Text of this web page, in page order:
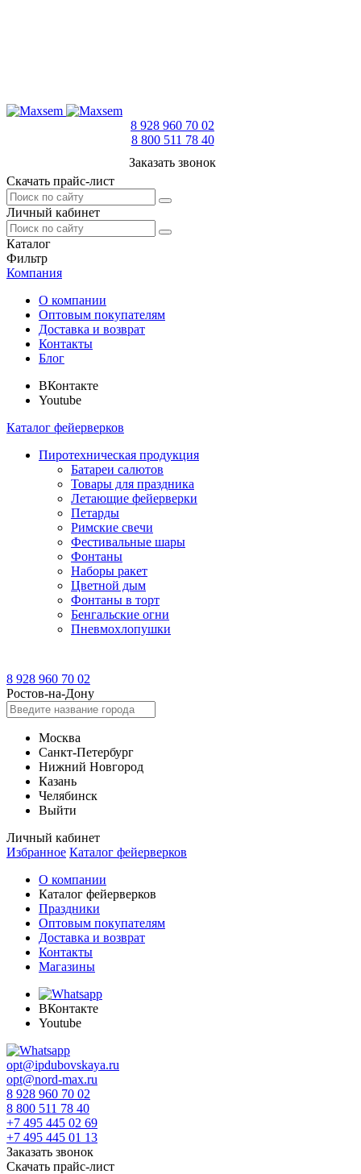
8 928 960 70 02
8 800 511 78 40
Заказать звонок
Скачать прайс-лист
Личный кабинет
Каталог
Фильтр
Компания
О компании
Оптовым покупателям
Доставка и возврат
Контакты
Блог
ВКонтакте
Youtube
Каталог фейерверков
Пиротехническая продукция
Батареи салютов
Товары для праздника
Летающие фейерверки
Петарды
Римские свечи
Фестивальные шары
Фонтаны
Наборы ракет
Цветной дым
Фонтаны в торт
Бенгальские огни
Пневмохлопушки
8 928 960 70 02
Ростов-на-Дону
Москва
Санкт-Петербург
Нижний Новгород
Казань
Челябинск
Выйти
Личный кабинет
Избранное Каталог фейерверков
О компании
Каталог фейерверков
Праздники
Оптовым покупателям
Доставка и возврат
Контакты
Магазины
ВКонтакте
Youtube
opt@ipdubovskaya.ru
opt@nord-max.ru
8 928 960 70 02
8 800 511 78 40
+7 495 445 02 69
+7 495 445 01 13
Заказать звонок
Скачать прайс-лист